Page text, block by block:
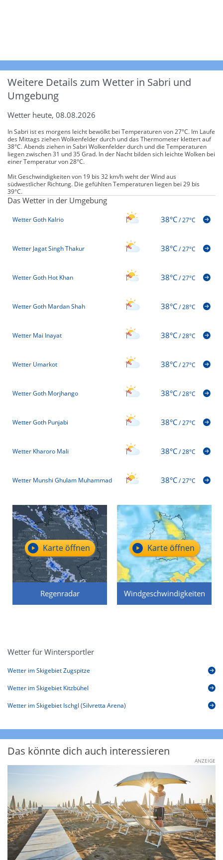
Weitere Details zum Wetter in Sabri und
Umgebung
Wetter heute, 08.08.2026
In Sabri ist es morgens leicht bewölkt bei Temperaturen von 27°C. Im Laufe
des Mittags ziehen Wolkenfelder durch und das Thermometer klettert auf
38°C. Abends ziehen in Sabri Wolkenfelder durch und die Temperaturen
liegen zwischen 31 und 35 Grad. In der Nacht bilden sich leichte Wolken bei
einer Temperatur von 28°C.
Mit Geschwindigkeiten von 19 bis 32 km/h weht der Wind aus
südwestlicher Richtung. Die gefühlten Temperaturen liegen bei 29 bis
39°C.
Das Wetter in der Umgebung
Wetter Goth Kalrio 38°C/27°C
Wetter Jagat Singh Thakur 38°C/27°C
Wetter Goth Hot Khan 38°C/27°C
Wetter Goth Mardan Shah 38°C/28°C
Wetter Mai Inayat 38°C/28°C
Wetter Umarkot 38°C/27°C
Wetter Goth Morjhango 38°C/28°C
Wetter Goth Punjabi 38°C/27°C
Wetter Kharoro Mali 38°C/28°C
Wetter Munshi Ghulam Muhammad 38°C/27°C
Regenradar
Karte öffnen
Windgeschwindigkeiten
Karte öffnen
Wetter für Wintersportler
Wetter im Skigebiet Zugspitze
Wetter im Skigebiet Kitzbühel
Wetter im Skigebiet Ischgl (Silvretta Arena)
Das könnte dich auch interessieren
ANZEIGE